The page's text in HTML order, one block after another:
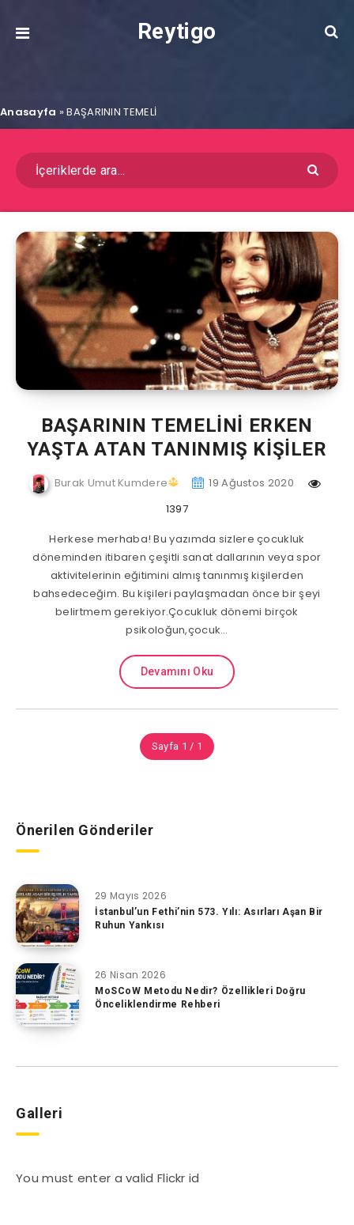
Reytigo
Anasayfa »BAŞARININ TEMELİ
BAŞARININ TEMELİNİ ERKEN
YAŞTA ATAN TANINMIŞ KİŞİLER
Burak Umut Kumdere
19 Ağustos 2020
1397
Herkese merhaba! Bu yazımda sizlere çocukluk
döneminden itibaren çeşitli sanat dallarının veya spor
aktivitelerinin eğitimini almış tanınmış kişilerden
bahsedeceğim. Bu kişileri paylaşmadan önce bir şeyi
belirtmem gerekiyor.Çocukluk dönemi birçok
psikoloğun,çocuk…
Devamını Oku
Sayfa 1 / 1
Önerilen Gönderiler
29 Mayıs 2026
İstanbul’un Fethi’nin 573. Yılı: Asırları Aşan Bir
Ruhun Yankısı
26 Nisan 2026
MoSCoW Metodu Nedir? Özellikleri Doğru
Önceliklendirme Rehberi
Galleri
You must enter a valid Flickr id